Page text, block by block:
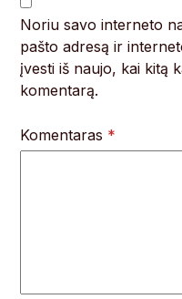
Noriu savo interneto
pašto adresą ir
įvesti iš naujo, kai kitą
komentarą.
Komentaras *